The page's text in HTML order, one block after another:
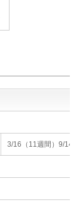
3/16（11週間）9/14